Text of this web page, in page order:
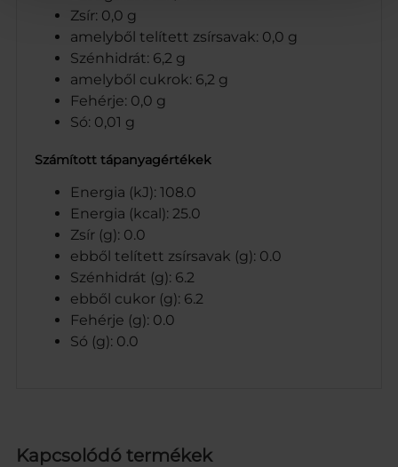
Zsír: 0,0 g
amelyből telített zsírsavak: 0,0 g
Szénhidrát: 6,2 g
amelyből cukrok: 6,2 g
Fehérje: 0,0 g
Só: 0,01 g
Számított tápanyagértékek
Energia (kJ): 108.0
Energia (kcal): 25.0
Zsír (g): 0.0
ebből telített zsírsavak (g): 0.0
Szénhidrát (g): 6.2
ebből cukor (g): 6.2
Fehérje (g): 0.0
Só (g): 0.0
Kapcsolódó termékek